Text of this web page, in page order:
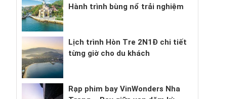
Hành trình bùng nổ trải nghiệm
Lịch trình Hòn Tre 2N1Đ chi tiết
từng giờ cho du khách
Rạp phim bay VinWonders Nha